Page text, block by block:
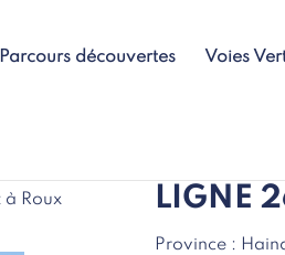
Parcours découvertes Voies
à Roux LIGNE
Province :